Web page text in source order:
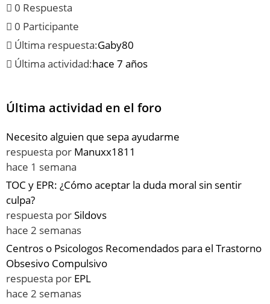
0 Respuesta
0 Participante
Última respuesta:Gaby80
Última actividad:hace 7 años
Última actividad en el foro
Necesito alguien que sepa ayudarme
respuesta por Manuxx1811
hace 1 semana
TOC y EPR: ¿Cómo aceptar la duda moral sin sentir
culpa?
respuesta porSildovs
hace 2 semanas
Centros o Psicologos Recomendados para el Trastorno
Obsesivo Compulsivo
respuesta por EPL
hace 2 semanas